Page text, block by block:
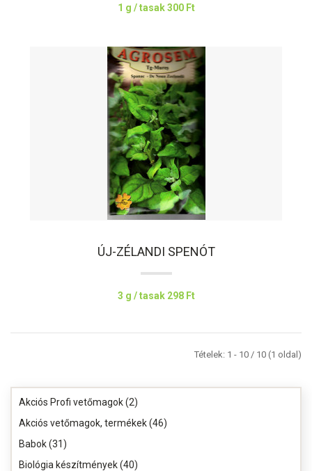
Akciós Profi vetőmagok (2)
Akciós vetőmagok, termékek (46)
Babok (31)
Biológia készítmények (40)
1 g / tasak300 Ft
ÚJ-ZÉLANDI SPENÓT
3 g / tasak 298 Ft
Tételek: 1 - 10 / 10 (1 oldal)